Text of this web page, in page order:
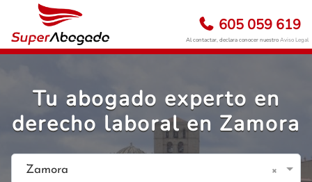
605 059 619
Al contactar, declara conocer nuestroAviso Legal
Tu abogado experto en
derecho laboral en Zamora
Zamora ×